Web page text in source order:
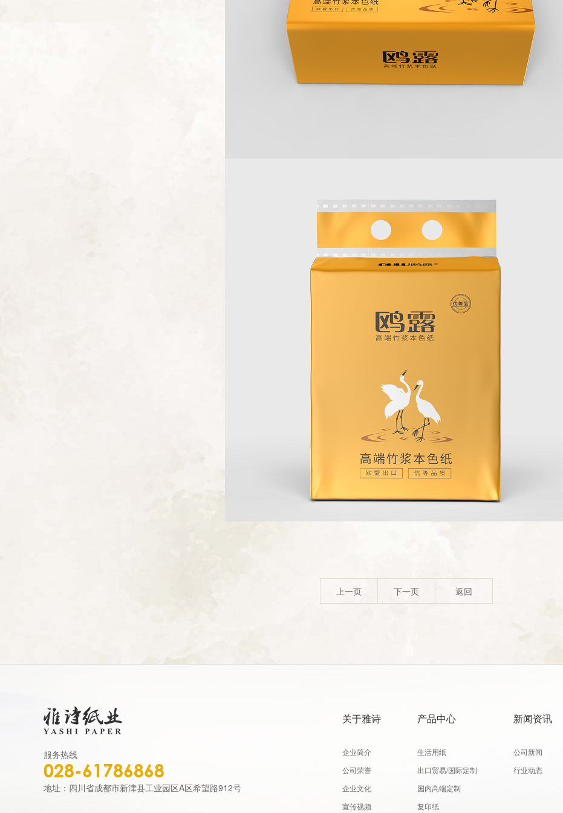
上一页 下一页 返回
服务热线
028-61786868
地址：四川省成都市新津县工业园区A区希望路912号
关于雅诗
企业简介
公司荣誉
企业文化
宣传视频
产品中心
生活用纸
出口贸易/国际定制
国内高端定制
复印纸
新闻资讯
公司新闻
行业动态